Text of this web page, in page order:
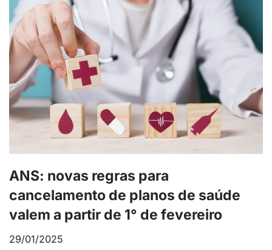
ANS: novas regras para
cancelamento de planos de saúde
valem a partir de 1° de fevereiro
29/01/2025